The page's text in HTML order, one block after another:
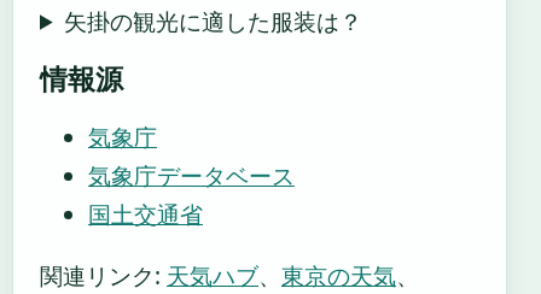
矢掛の観光に適した服装は？
情報源
気象庁
気象庁データベース
国土交通省
関連リンク: 天気ハブ、 東京の天気、